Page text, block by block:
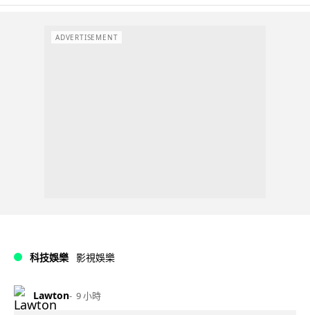
ADVERTISEMENT
科技娛樂 影視娛樂
Lawton 9 小時